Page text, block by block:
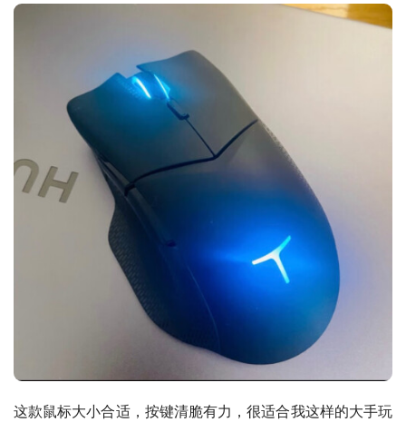
这款鼠标大小合适，按键清脆有力，很适合我这样的大手玩